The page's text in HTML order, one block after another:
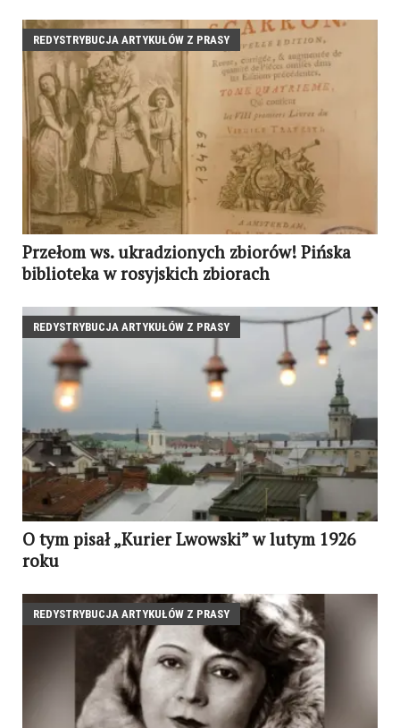
REDYSTRYBUCJA ARTYKUŁÓW Z PRASY
Przełom ws. ukradzionych zbiorów! Pińska
biblioteka w rosyjskich zbiorach
REDYSTRYBUCJA ARTYKUŁÓW Z PRASY
O tym pisał „Kurier Lwowski” w lutym 1926
roku
REDYSTRYBUCJA ARTYKUŁÓW Z PRASY